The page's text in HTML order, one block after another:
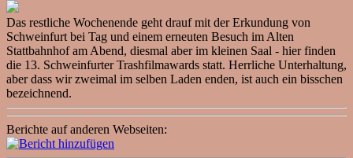
Das restliche Wochenende geht drauf mit der Erkundung von
Schweinfurt bei Tag und einem erneuten Besuch im Alten
Stattbahnhof am Abend, diesmal aber im kleinen Saal - hier finden
die 13. Schweinfurter Trashfilmawards statt. Herrliche Unterhaltung,
aber dass wir zweimal im selben Laden enden, ist auch ein bisschen
bezeichnend.
Berichte auf anderen Webseiten: